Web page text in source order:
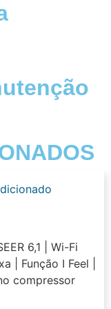
6,1 | Wi-Fi
| Função I Feel |
compressor